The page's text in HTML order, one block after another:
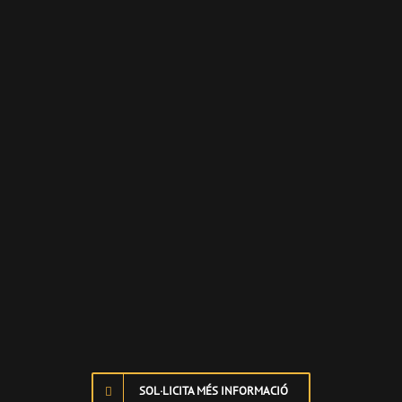
SOL·LICITA MÉS INFORMACIÓ